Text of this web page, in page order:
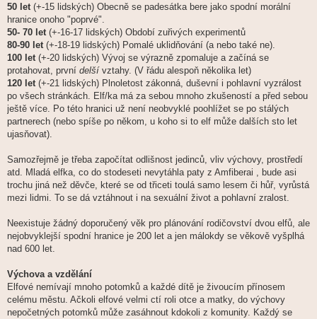
50 let (+-15 lidských) Obecně se padesátka bere jako spodní morální
hranice onoho "poprvé".
50- 70 let (+-16-17 lidských) Období zuřivých experimentů
80-90 let (+-18-19 lidských) Pomalé uklidňování (a nebo také ne).
100 let (+-20 lidských) Vývoj se výrazně zpomaluje a začíná se
protahovat, první delšívztahy. (V řádu alespoň několika let)
120 let (+-21 lidských) Plnoletost zákonná, duševní i pohlavní vyzrálost
po všech stránkách. Elf/ka má za sebou mnoho zkušeností a před sebou
ještě více. Po této hranici už není neobvyklé poohlížet se po stálých
partnerech (nebo spíše po někom, u koho si to elf může dalších sto let
ujasňovat).
Samozřejmě je třeba započítat odlišnost jedinců, vliv výchovy, prostředí
atd. Mladá elfka, co do stodeseti nevytáhla paty z Amfiberai , bude asi
trochu jiná než děvče, které se od třiceti toulá samo lesem či hůř, vyrůstá
mezi lidmi. To se dá vztáhnout i na sexuální život a pohlavní zralost.
Neexistuje žádný doporučený věk pro plánování rodičovství dvou elfů, ale
nejobvyklejší spodní hranice je 200 let a jen málokdy se věkově vyšplhá
nad 600 let.
Výchova a vzdělání
Elfové nemívají mnoho potomků a každé dítě je živoucím přínosem
celému městu. Ačkoli elfové velmi ctí roli otce a matky, do výchovy
nepočetných potomků může zasáhnout kdokoli z komunity. Každý se